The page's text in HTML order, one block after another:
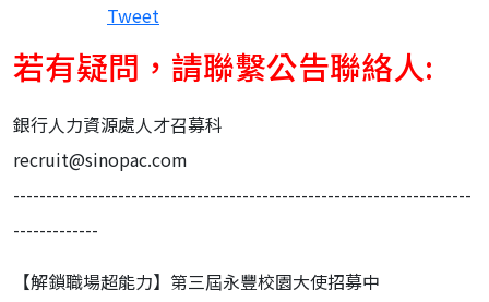
Tweet
若有疑問，請聯繫公告聯絡人:
銀行人力資源處人才召募科
recruit@sinopac.com
----------------------------------------------------------------------
-------------
【解鎖職場超能力】第三屆永豐校園大使招募中